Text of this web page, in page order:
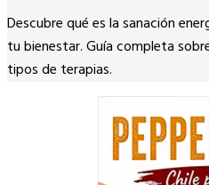
Copy
Link
Descubre qué es la sanación
tu bienestar. Guía completa
tipos de terapias.